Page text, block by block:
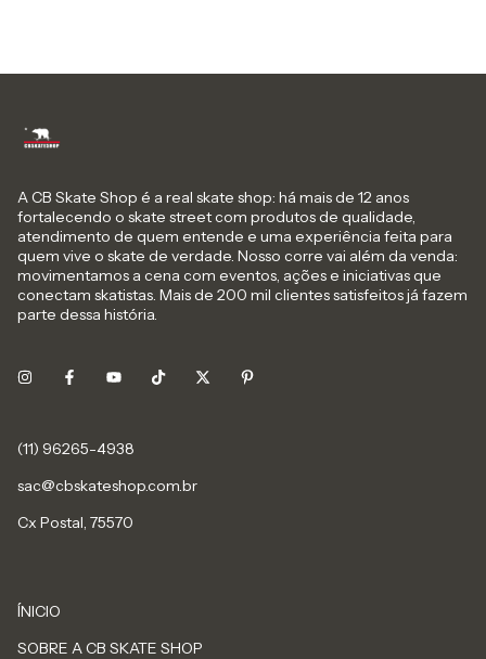
A CB Skate Shop é a real skate shop: há mais de 12 anos
fortalecendo o skate street com produtos de qualidade,
atendimento de quem entende e uma experiência feita para
quem vive o skate de verdade. Nosso corre vai além da venda:
movimentamos a cena com eventos, ações e iniciativas que
conectam skatistas. Mais de 200 mil clientes satisfeitos já fazem
parte dessa história.
sac@cbskateshop.com.br
Cx Postal, 75570
ÍNICIO
SOBRE A CB SKATE SHOP